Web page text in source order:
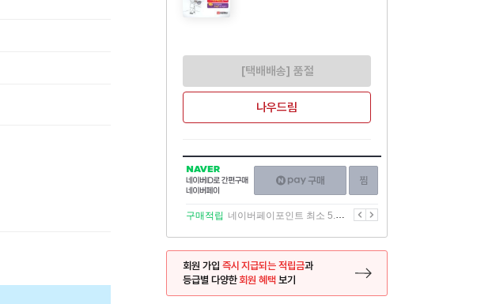
[택배배송] 품절
나우드림
NAVER
네이버
ID로
간편구매
네이버페이
구매하기
이전
구매적립 네이버페이포인트 최소 5.5% 적립 다음
회원 가입 즉시 지급되는 적립금과
등급별 다양한회원 혜택 보기